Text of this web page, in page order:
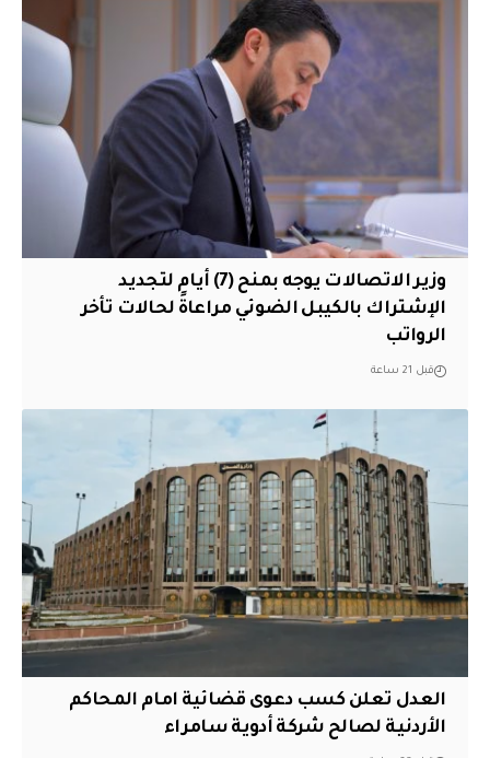
وزير الاتصالات يوجه بمنح (7) أيام لتجديد
الإشتراك بالكيبل الضوئي مراعاةً لحالات تأخر
الرواتب
قبل 21 ساعة
العدل تعلن كسب دعوى قضائية امام المحاكم
الأردنية لصالح شركة أدوية سامراء